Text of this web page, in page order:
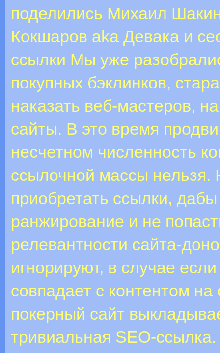
поделились Михаил
Кокшаров aka Девака и
ссылки Мы уже
покупных бэклинков,
наказать веб-мастеров,
сайты. В это время
несчетном численность
ссылочной массы
приобретать ссылки,
ранжирование и не
релевантности сайта-
игнорируют, в случае
совпадает с контентом
покерный сайт
тривиальная SEO-